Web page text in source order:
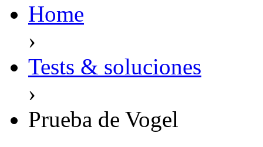
Home
›
Tests & soluciones
›
Prueba de Vogel